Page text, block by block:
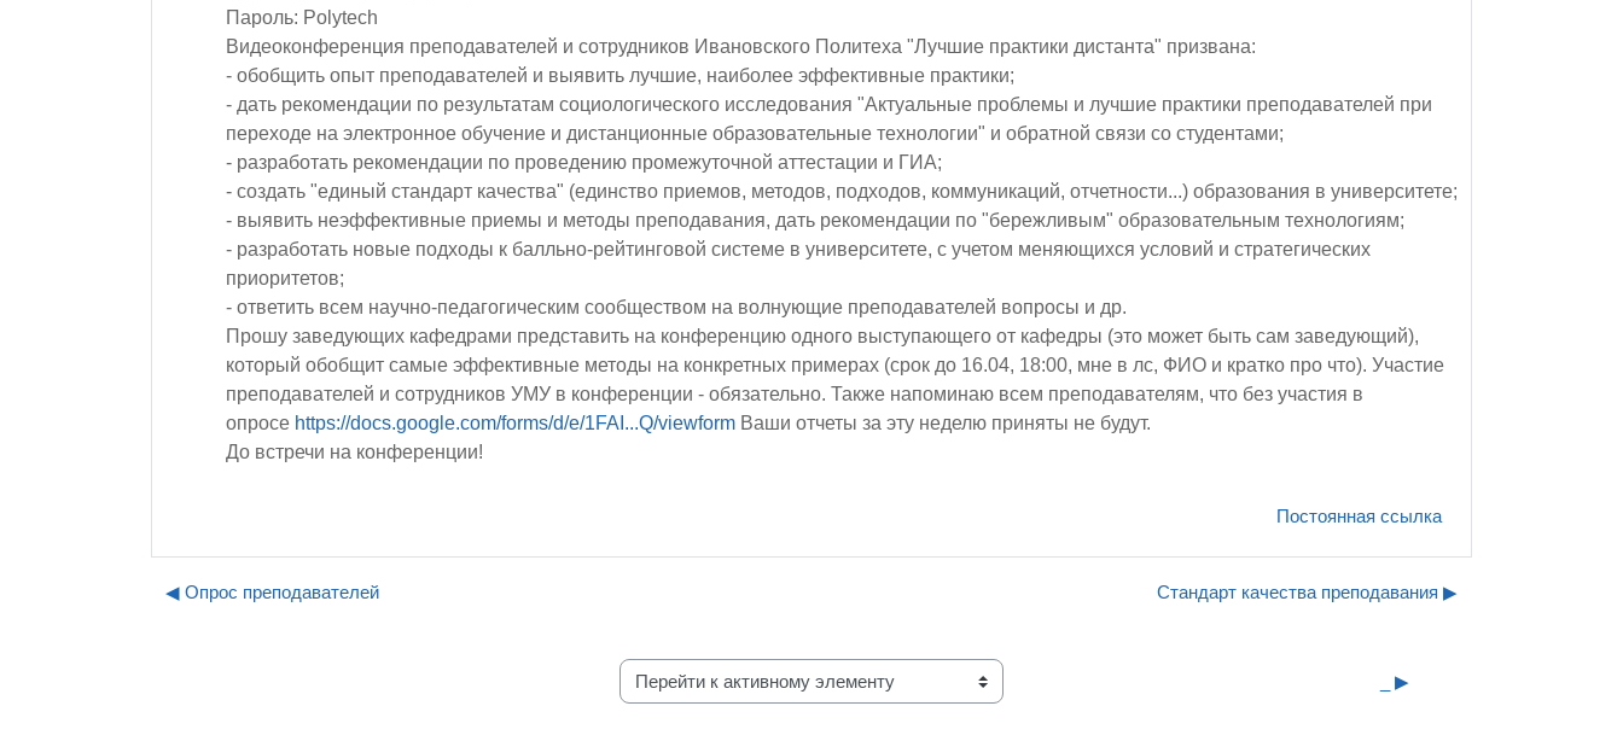
Пароль: Polytech
Видеоконференция преподавателей и сотрудников Ивановского Политеха "Лучшие практики дистанта" призвана:
- обобщить опыт преподавателей и выявить лучшие, наиболее эффективные практики;
- дать рекомендации по результатам социологического исследования "Актуальные проблемы и лучшие практики преподавателей при
переходе на электронное обучение и дистанционные образовательные технологии" и обратной связи со студентами;
- разработать рекомендации по проведению промежуточной аттестации и ГИА;
- создать "единый стандарт качества" (единство приемов, методов, подходов, коммуникаций, отчетности...) образования в университете;
- выявить неэффективные приемы и методы преподавания, дать рекомендации по "бережливым" образовательным технологиям;
- разработать новые подходы к балльно-рейтинговой системе в университете, с учетом меняющихся условий и стратегических
приоритетов;
- ответить всем научно-педагогическим сообществом на волнующие преподавателей вопросы и др.
Прошу заведующих кафедрами представить на конференцию одного выступающего от кафедры (это может быть сам заведующий),
который обобщит самые эффективные методы на конкретных примерах (срок до 16.04, 18:00, мне в лс, ФИО и кратко про что). Участие
преподавателей и сотрудников УМУ в конференции - обязательно. Также напоминаю всем преподавателям, что без участия в
опросе https://docs.google.com/forms/d/e/1FAI...Q/viewform Ваши отчеты за эту неделю приняты не будут.
До встречи на конференции!
Постоянная ссылка
◀︎ Опрос преподавателей Стандарт качества преподавания ▶︎
Перейти к активному элементу
_ ▶︎